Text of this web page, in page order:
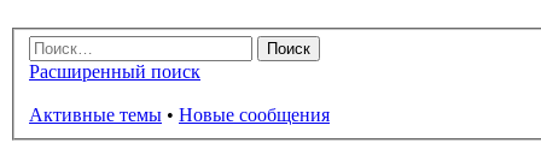
Расширенный поиск
Активные темы • Новые сообщения